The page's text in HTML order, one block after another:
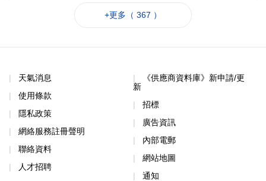
+更多（ 367 ）
天氣消息
使用條款
隱私政策
網絡服務註冊聲明
聯絡資料
人才招聘
《供應商資料庫》新申請/更
新
招標
廣告資訊
內部電郵
網站地圖
通知